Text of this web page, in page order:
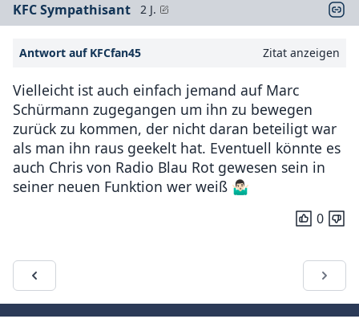
KFC Sympathisant 2 J.
Antwort auf KFCfan45 Zitat anzeigen
Vielleicht ist auch einfach jemand auf Marc
Schürmann zugegangen um ihn zu bewegen
zurück zu kommen, der nicht daran beteiligt war
als man ihn raus geekelt hat. Eventuell könnte es
auch Chris von Radio Blau Rot gewesen sein in
seiner neuen Funktion wer weiß 🤷🏻‍♂️
0